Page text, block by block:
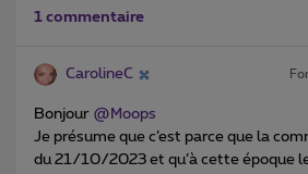
1 commentaire
CarolineC
Bonjour @Moops
Je présume que c’est parce que la
du 21/10/2023 et qu’à cette époque